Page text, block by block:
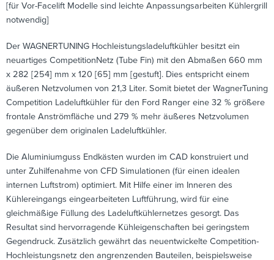
[für Vor-Facelift Modelle sind leichte Anpassungsarbeiten Kühlergrill
notwendig]
Der WAGNERTUNING Hochleistungsladeluftkühler besitzt ein
neuartiges CompetitionNetz (Tube Fin) mit den Abmaßen 660 mm
x 282 [254] mm x 120 [65] mm [gestuft]. Dies entspricht einem
äußeren Netzvolumen von 21,3 Liter. Somit bietet der WagnerTuning
Competition Ladeluftkühler für den Ford Ranger eine 32 % größere
frontale Anströmfläche und 279 % mehr äußeres Netzvolumen
gegenüber dem originalen Ladeluftkühler.
Die Aluminiumguss Endkästen wurden im CAD konstruiert und
unter Zuhilfenahme von CFD Simulationen (für einen idealen
internen Luftstrom) optimiert. Mit Hilfe einer im Inneren des
Kühlereingangs eingearbeiteten Luftführung, wird für eine
gleichmäßige Füllung des Ladeluftkühlernetzes gesorgt. Das
Resultat sind hervorragende Kühleigenschaften bei geringstem
Gegendruck. Zusätzlich gewährt das neuentwickelte Competition-
Hochleistungsnetz den angrenzenden Bauteilen, beispielsweise